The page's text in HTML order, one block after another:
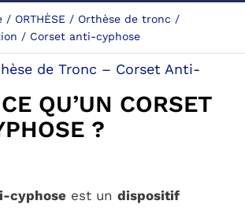
ORTHÈSE
Orthèse de tronc
Corset anti-cyphose
de Tronc – Corset Anti-
QU’UN CORSET
?
cyphoseest un dispositif